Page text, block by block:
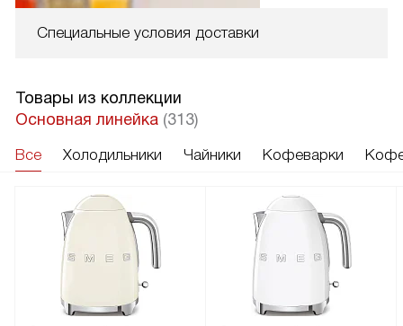
Специальные условия доставки
Товары из коллекции
Основная линейка (313)
Все Холодильники Чайники Кофеварки